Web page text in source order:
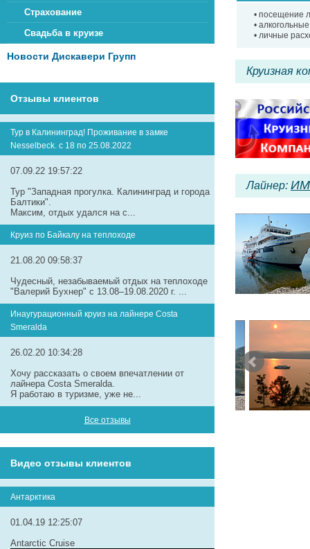
Страхование
Свадьба в круизе
Новости Дискавери Групп
Отзывы клиентов
Тур в Калининград! Проживание в замке
Nesselbeck. с 18 по 25.08.2022
07.09.22 19:57:22
Тур "Западная прогулка. Калининград и города
Балтики".
Максим, отдых удался на с...
Круиз по Байкалу на теплоходе
21.08.20 09:58:37
Чудесный, незабываемый отдых на теплоходе
"Валерий Бухнер" с 13.08–19.08.2020 г. ...
Инаугурационный круиз на лайнере Сosta
Smeralda
26.02.20 10:34:28
Хочу рассказать о своем впечатлении от
лайнера Costa Smeralda.
Я работаю в туризме, уже не...
Все отзывы
Видео отзывы клиентов
Антарктика
01.04.19 12:25:07
Antarctic Cruise
• посещение
•
• личные
Круизная
Лайнер: